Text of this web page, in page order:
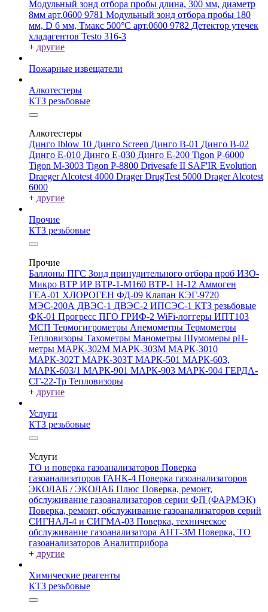
Модульный зонд отбора пробы длина, 300 мм, диаметр
8мм арт.0600 9781 Модульный зонд отбора пробы 180
мм, D 6 мм, Tмакс 500°С арт.0600 9782 Детектор утечек
хладагентов Testo 316-3
+ другие
Пожарные извещатели
Алкотестеры
КТЗ резьбовые
Алкотестеры
Динго Iblow 10 Динго Screen Динго В-01 Динго В-02
Динго Е-010 Динго Е-030 Динго Е-200 Tigon P-6000
Tigon M-3003 Tigon P-8800 Drivesafe II SAF'IR Evolution
Draeger Alcotest 4000 Drager DrugTest 5000 Drager Alcotest
6000
+ другие
Прочие
КТЗ резьбовые
Прочие
Баллоны ПГС Зонд принудительного отбора проб ИЗО-
Микро ВТР ИР ВТР-1-М160 ВТР-1 Н-12 Аммоген
ГЕА-01 ХЛОРОГЕН ФД-09 Клапан КЭГ-9720
МЭС-200А ДВЭС-1 ДВЭС-2 ИПСЭС-1 КТЗ резьбовые
ФК-01 Прогресс ПГО ГРИФ-2 WiFi-логгеры ИПТ103
МСП Термогигрометры Анемометры Термометры
Тепловизоры Тахометры Манометры Шумомеры pH-
метры МАРК-302М МАРК-303М МАРК-3010
МАРК-302Т МАРК-303Т МАРК-501 МАРК-603,
МАРК-603/1 МАРК-901 МАРК-903 МАРК-904 ГЕРДА-
СГ-22-Тр Тепловизоры
+ другие
Услуги
КТЗ резьбовые
Услуги
ТО и поверка газоанализаторов Поверка
газоанализаторов ГАНК-4 Поверка газоанализаторов
ЭКОЛАБ / ЭКОЛАБ Плюс Поверка, ремонт,
обслуживание газоанализаторов серии ФП (ФАРМЭК)
Поверка, ремонт, обслуживание газоанализаторов серий
СИГНАЛ-4 и СИГМА-03 Поверка, техническое
обслуживание газоанализатора АНТ-3М Поверка, ТО
газоанализаторов Аналитприбора
+ другие
Химические реагенты
КТЗ резьбовые